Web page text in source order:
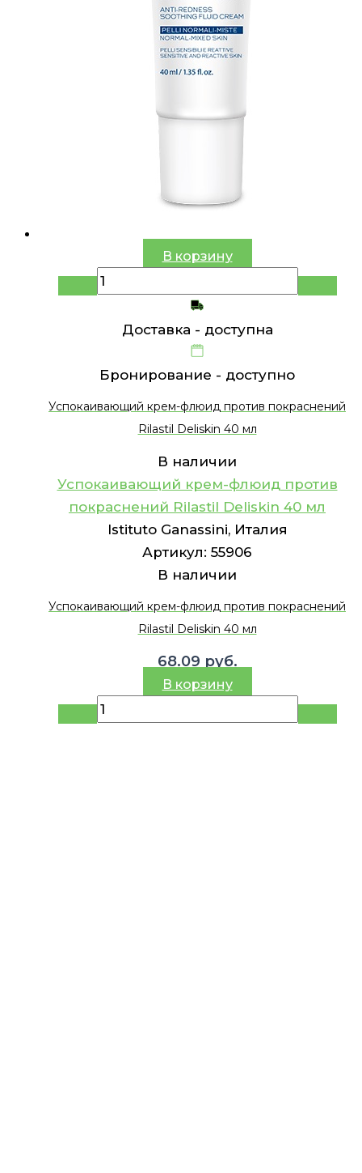
В корзину
Доставка - доступна
Бронирование - доступно
Успокаивающий крем-флюид против покраснений
Rilastil Deliskin 40 мл
В наличии
Успокаивающий крем-флюид против
покраснений Rilastil Deliskin 40 мл
Istituto Ganassini, Италия
Артикул: 55906
В наличии
Успокаивающий крем-флюид против покраснений
Rilastil Deliskin 40 мл
68.09 руб.
В корзину